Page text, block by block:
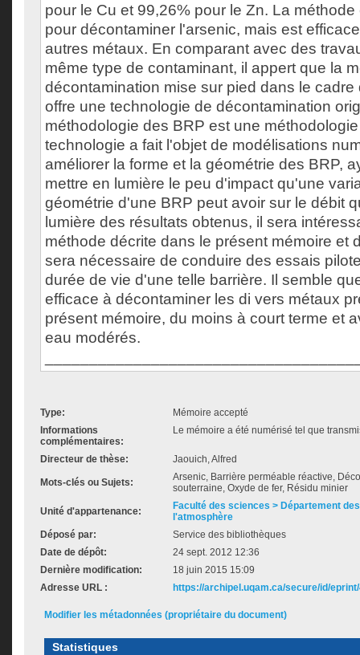
pour le Cu et 99,26% pour le Zn. La
pour décontaminer l'arsenic, mais est
autres métaux. En comparant avec des
même type de contaminant, il appert que la
décontamination mise sur pied dans le
offre une technologie de décontamination
méthodologie des BRP est une
technologie a fait l'objet de modélisations
améliorer la forme et la géométrie des BRP,
mettre en lumière le peu d'impact qu'une
géométrie d'une BRP peut avoir sur le débit
lumière des résultats obtenus, il sera
méthode décrite dans le présent mémoire et
sera nécessaire de conduire des essais
durée de vie d'une telle barrière. Il semble
efficace à décontaminer les di vers métaux
présent mémoire, du moins à court terme et
eau modérés.
Type:
Mémoire accepté
Informations
complémentaires:
Le mémoire a été numérisé tel que
Directeur de thèse: Jaouich, Alfred
Mots-clés ou Sujets:
Arsenic, Barrière perméable réactive,
souterraine, Oxyde de fer, Résidu minier
Unité d'appartenance:
Faculté des sciences > Département
l'atmosphère
Déposé par:
Service des bibliothèques
Date de dépôt:
24 sept. 2012 12:36
Dernière modification:
18 juin 2015 15:09
Adresse URL :
https://archipel.uqam.ca/secure/id/
Modifier les métadonnées (propriétaire du document)
Statistiques